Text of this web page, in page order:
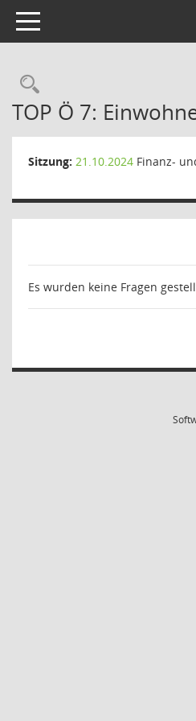
Toggle navigation
Rechercheauswahl
TOP Ö 7:
Sitzung: 21.10.2024 Finanz-
Es wurden keine Fragen